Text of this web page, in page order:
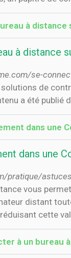
à distance
à distance
se-
solutions de
a été publié
dans une
dans une
pratique/
vous
distant
cette
à un bureau